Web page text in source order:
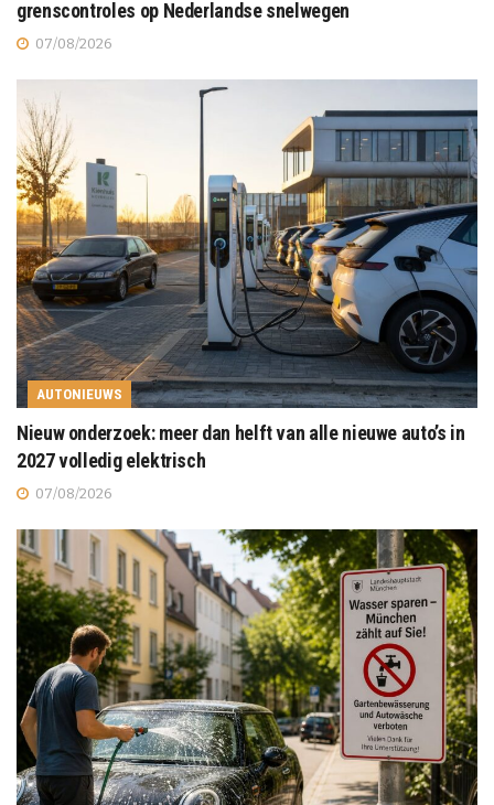
grenscontroles op Nederlandse snelwegen
07/08/2026
AUTONIEUWS
Nieuw onderzoek: meer dan helft van alle nieuwe auto’s in
2027 volledig elektrisch
07/08/2026